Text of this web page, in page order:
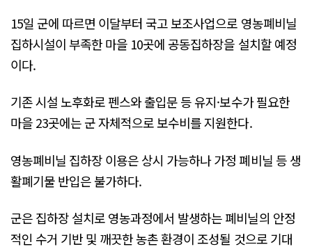
15일 군에 따르면 이달부터 국고 보조사업으로 영농폐비닐
집하시설이 부족한 마을 10곳에 공동집하장을 설치할 예정
이다.
기존 시설 노후화로 펜스와 출입문 등 유지·보수가 필요한
마을 23곳에는 군 자체적으로 보수비를 지원한다.
영농폐비닐 집하장 이용은 상시 가능하나 가정 폐비닐 등 생
활폐기물 반입은 불가하다.
군은 집하장 설치로 영농과정에서 발생하는 폐비닐의 안정
적인 수거 기반 및 깨끗한 농촌 환경이 조성될 것으로 기대